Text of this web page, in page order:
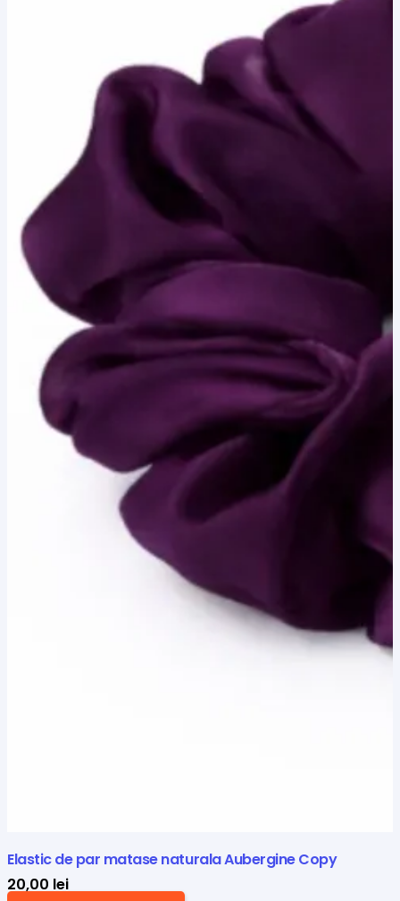
Elastic de par matase naturala Aubergine Copy
20,00 lei